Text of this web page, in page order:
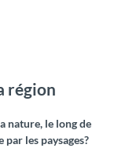
région
nature, le long de
par les paysages?